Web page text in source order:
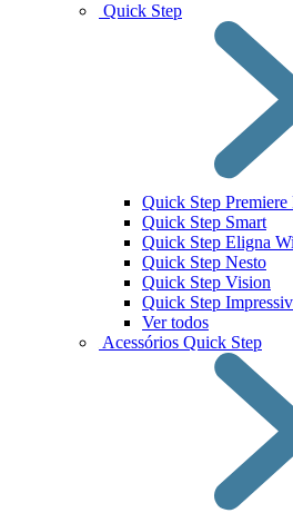
Quick Step
Quick Step Premiere
Quick Step Smart
Quick Step Eligna
Quick Step Nesto
Quick Step Vision
Quick Step
Ver todos
Acessórios Quick Step